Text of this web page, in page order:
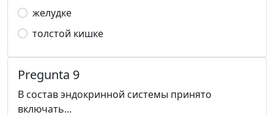
желудке
толстой кишке
Pregunta 9
В состав эндокринной системы принято
включать...